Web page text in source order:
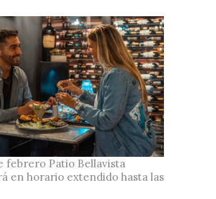
febrero Patio Bellavista
en horario extendido hasta las